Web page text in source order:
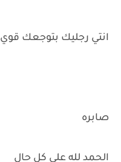
انتي رجليك بتوجعك قوي
صابره
الحمد لله علي كل حال